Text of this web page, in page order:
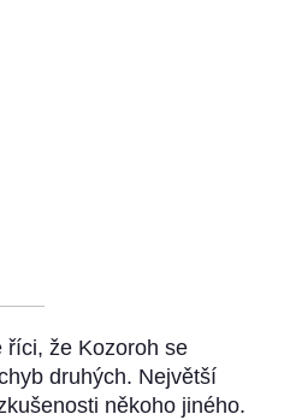
říci, že Kozoroh se
druhých. Největší
někoho jiného.